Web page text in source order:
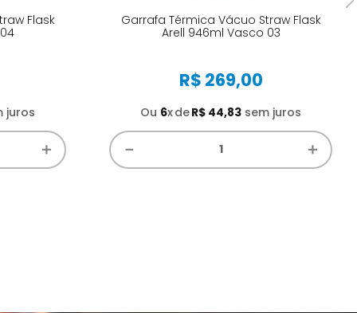
Flask
juros
＋
Garrafa Térmica Vácuo Straw Flask
Arell 946ml Vasco 03
R$ 269,00
Ou 6x R$ 44,83 sem juros
＋
－